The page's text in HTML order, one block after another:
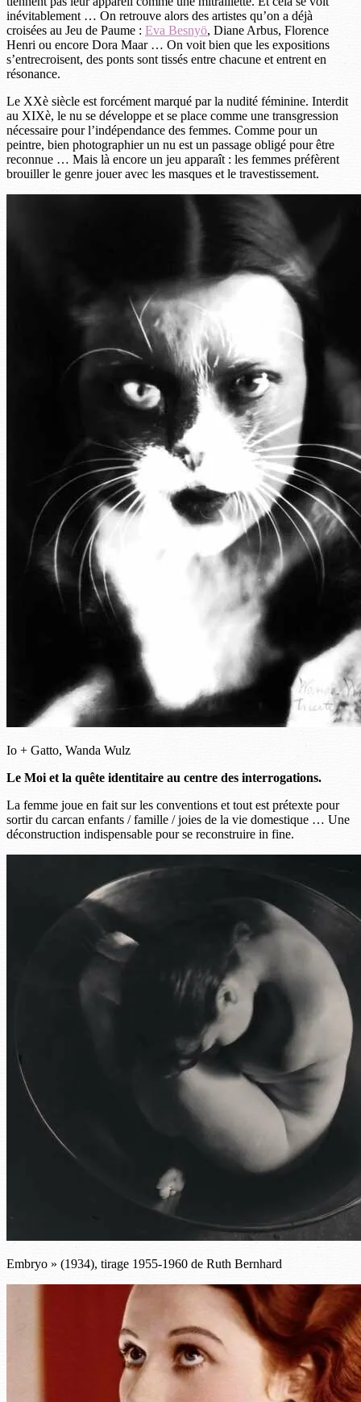
inévitablement … On retrouve alors des artistes qu’on a déjà
croisées au Jeu de Paume : Eva Besnyö, Diane Arbus, Florence
Henri ou encore Dora Maar … On voit bien que les expositions
s’entrecroisent, des ponts sont tissés entre chacune et entrent en
résonance.
Le XXè siècle est forcément marqué par la nudité féminine. Interdit
au XIXè, le nu se développe et se place comme une transgression
nécessaire pour l’indépendance des femmes. Comme pour un
peintre, bien photographier un nu est un passage obligé pour être
reconnue … Mais là encore un jeu apparaît : les femmes préfèrent
brouiller le genre jouer avec les masques et le travestissement.
Io + Gatto, Wanda Wulz
Le Moi et la quête identitaire au centre des interrogations.
La femme joue en fait sur les conventions et tout est prétexte pour
sortir du carcan enfants / famille / joies de la vie domestique … Une
déconstruction indispensable pour se reconstruire in fine.
Embryo » (1934), tirage 1955-1960 de Ruth Bernhard